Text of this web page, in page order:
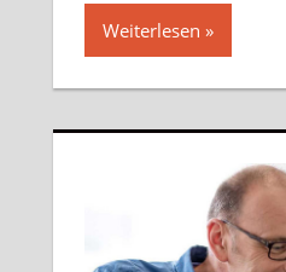
Weiterlesen